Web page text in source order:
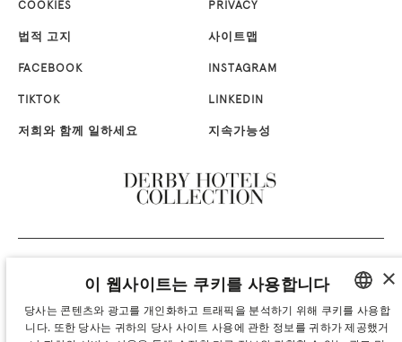
COOKIES PRIVACY
법적 고지 사이트맵
FACEBOOK INSTAGRAM
TIKTOK LINKEDIN
저희와 함께 일하세요 지속가능성
SPANISH
×
이 웹사이트는 쿠키를 사용합니다
당사는 콘텐츠와 광고를 개인화하고 트래픽을 분석하기 위해 쿠키를 사용합
니다. 또한 당사는 귀하의 당사 사이트 사용에 관한 정보를 귀하가 제공했거